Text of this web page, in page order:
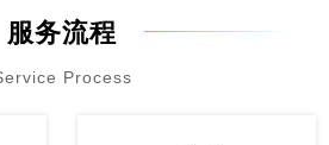
站建设大都以界面的简洁化，功能模
为公司网站设计制作维护人员提供一
间和发挥余地，去完善办好他们的网
服务流程
Process